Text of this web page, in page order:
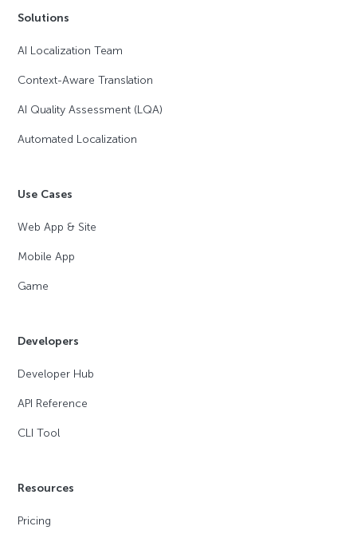
Solutions
AI Localization Team
Context-Aware Translation
AI Quality Assessment (LQA)
Automated Localization
Use Cases
Web App & Site
Mobile App
Game
Developers
Developer Hub
API Reference
CLI Tool
Resources
Pricing